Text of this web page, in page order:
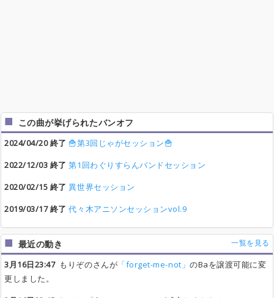
この曲が挙げられたバンオフ
2024/04/20 終了 🍟第3回じゃがセッション🍟
2022/12/03 終了 第1回わぐりすらんバンドセッション
2020/02/15 終了 異世界セッション
2019/03/17 終了 代々木アニソンセッションvol.9
最近の動き 一覧を見る
3月16日23:47もりぞのさんが 「forget-me-not」のBaを譲渡可能に変
更しました。